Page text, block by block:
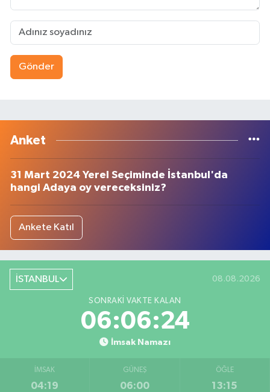
Gönder
Anket
31 Mart 2024 Yerel Seçiminde İstanbul'da
hangi Adaya oy vereceksiniz?
Ankete Katıl
İSTANBUL 08.08.2026
SONRAKI VAKTE KALAN
06:06:23
İmsak Namazı
İMSAK
04:19
GÜNEŞ
06:00
ÖĞLE
13:15